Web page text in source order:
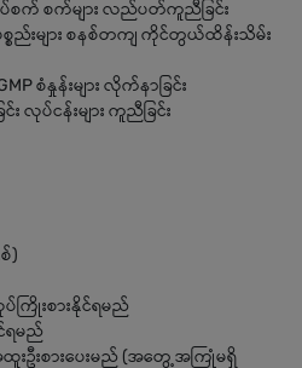
စက် စက်များ လည်ပတ်ကူညီခြင်း
ည်းများ စနစ်တကျ ကိုင်တွယ်ထိန်းသိမ်း
စံနှုန်းများ လိုက်နာခြင်း
လုပ်ငန်းများ ကူညီခြင်း
)
ကြိုးစားနိုင်ရမည်
ရမည်
ဦးစားပေးမည် (အတွေ့အကြုံမရှိ